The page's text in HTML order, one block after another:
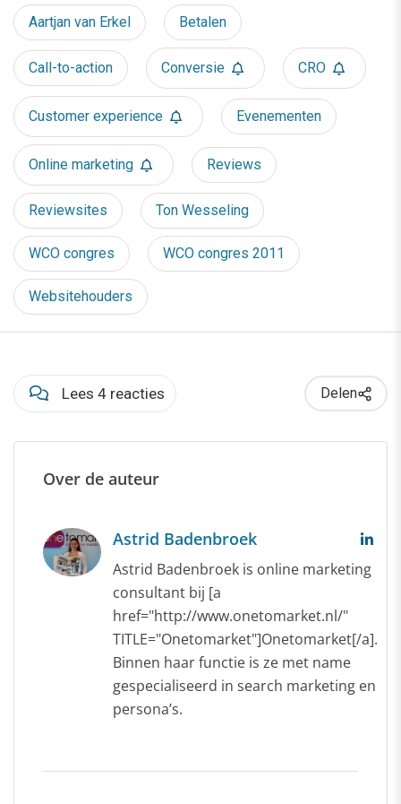
Aartjan van Erkel Betalen
Call-to-action Conversie CRO
Customer experience Evenementen
Online marketing Reviews
Reviewsites Ton Wesseling
WCO congres WCO congres 2011
Websitehouders
Lees 4 reacties Delen
Over de auteur
Astrid Badenbroek
Astrid Badenbroek is online marketing
consultant bij [a
href="http://www.onetomarket.nl/"
TITLE="Onetomarket"]Onetomarket[/a].
Binnen haar functie is ze met name
gespecialiseerd in search marketing en
persona’s.